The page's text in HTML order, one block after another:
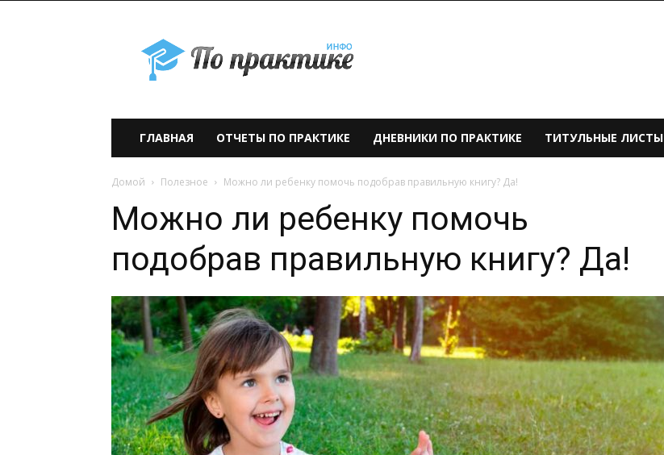
практике» —
учебно-
образовательный
ГЛАВНАЯ ОТЧЕТЫ ПО ПРАКТИКЕ ДНЕВНИКИ ПО ПРАКТИКЕ ТИТУЛЬНЫЕ ЛИСТЫ
Домой Полезное Можно ли ребенку помочь подобрав правильную книгу? Да!
Можно ли ребенку помочь
подобрав правильную книгу? Да!